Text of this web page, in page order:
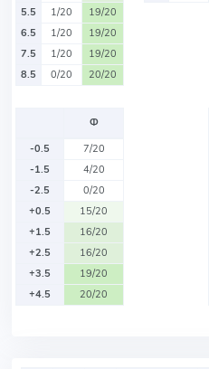
5.5
1/20
19/20
6.5
1/20
19/20
7.5
1/20
19/20
8.5
0/20 20/20
Ф
-0.5
7/20
-1.5
4/20
-2.5
0/20
+0.5
15/20
+1.5
16/20
+2.5
16/20
+3.5
19/20
+4.5
20/20